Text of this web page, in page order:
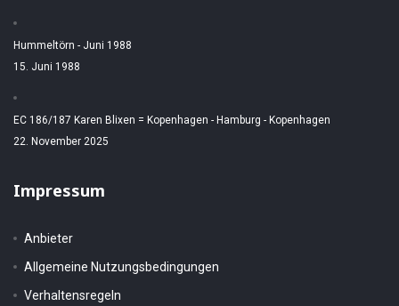
Hummeltörn - Juni 1988
15. Juni 1988
EC 186/187 Karen Blixen = Kopenhagen - Hamburg - Kopenhagen
22. November 2025
Impressum
Anbieter
Allgemeine Nutzungsbedingungen
Verhaltensregeln